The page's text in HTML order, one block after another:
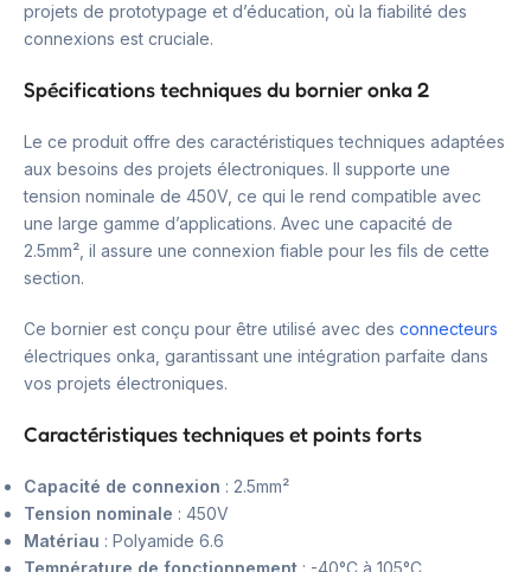
projets de prototypage et d’éducation, où la fiabilité des
connexions est cruciale.
Spécifications techniques du bornier onka 2
Le ce produit offre des caractéristiques techniques adaptées
aux besoins des projets électroniques. Il supporte une
tension nominale de 450V, ce qui le rend compatible avec
une large gamme d’applications. Avec une capacité de
2.5mm², il assure une connexion fiable pour les fils de cette
section.
Ce bornier est conçu pour être utilisé avec des connecteurs
électriques onka, garantissant une intégration parfaite dans
vos projets électroniques.
Caractéristiques techniques et points forts
Capacité de connexion : 2.5mm²
Tension nominale : 450V
Matériau : Polyamide 6.6
Température de fonctionnement : -40°C à 105°C